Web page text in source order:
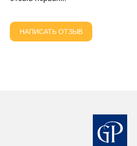
НАПИСАТЬ ОТЗЫВ